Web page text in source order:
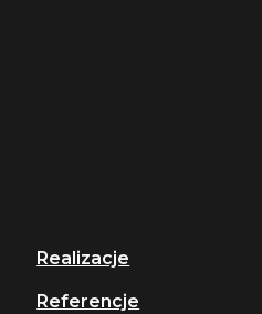
Realizacje
Referencje